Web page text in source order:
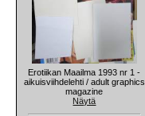
Erotiikan Maailma 1993 nr 1 -
aikuisviihdelehti / adult graphics
magazine
Näytä